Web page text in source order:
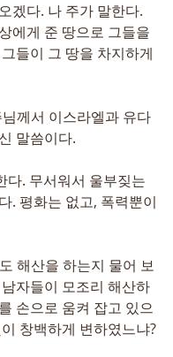
겠다. 나 주가 말한다.
에게 준 땅으로 그들을
들이 그 땅을 차지하게
께서 이스라엘과 유다
말씀이다.
다. 무서워서 울부짖는
. 평화는 없고, 폭력뿐이
해산을 하는지 물어 보
자들이 모조리 해산하
손으로 움켜 잡고 있으
창백하게 변하였느냐?